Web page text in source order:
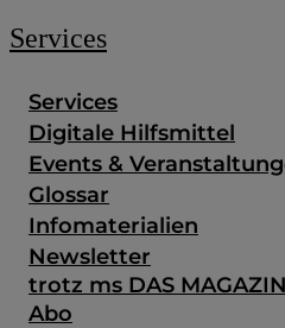
Services
Services
Digitale Hilfsmittel
Events &
Glossar
Infomaterialien
Newsletter
trotz ms DAS MAGAZIN
Abo